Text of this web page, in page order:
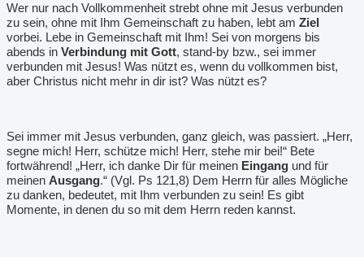
Wer nur nach Vollkommenheit strebt ohne mit Jesus verbunden
zu sein, ohne mit Ihm Gemeinschaft zu haben, lebt am Ziel
vorbei. Lebe in Gemeinschaft mit Ihm! Sei von morgens bis
abends in Verbindung mit Gott, stand-by bzw., sei immer
verbunden mit Jesus! Was nützt es, wenn du vollkommen bist,
aber Christus nicht mehr in dir ist? Was nützt es?
Sei immer mit Jesus verbunden, ganz gleich, was passiert. „Herr,
segne mich! Herr, schütze mich! Herr, stehe mir bei!“ Bete
fortwährend! „Herr, ich danke Dir für meinen Eingang und für
meinen Ausgang.“ (Vgl. Ps 121,8) Dem Herrn für alles Mögliche
zu danken, bedeutet, mit Ihm verbunden zu sein! Es gibt
Momente, in denen du so mit dem Herrn reden kannst.